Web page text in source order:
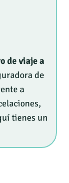
de viaje a
de
a
tienes un